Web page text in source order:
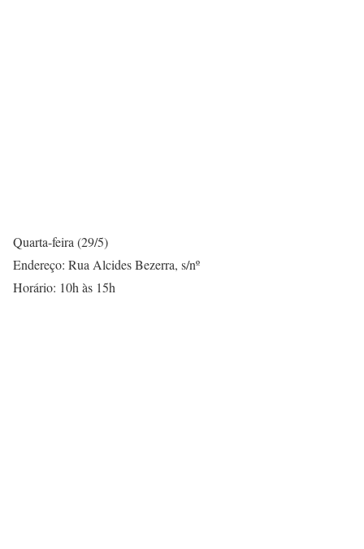
Quarta-feira (29/5)
Endereço: Rua Alcides Bezerra, s/nº
Horário: 10h às 15h